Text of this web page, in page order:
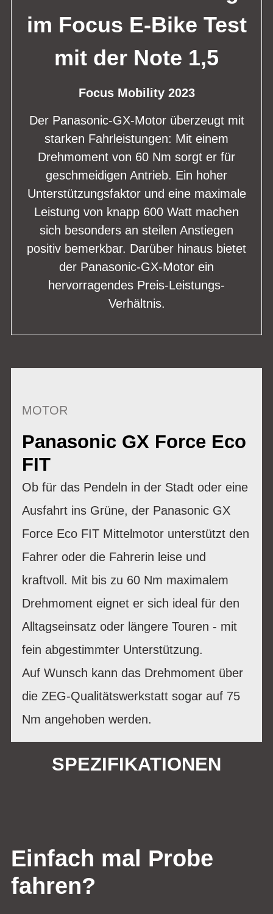
im Focus E-Bike Test
mit der Note 1,5
Focus Mobility 2023
Der Panasonic-GX-Motor überzeugt mit
starken Fahrleistungen: Mit einem
Drehmoment von 60 Nm sorgt er für
geschmeidigen Antrieb. Ein hoher
Unterstützungsfaktor und eine maximale
Leistung von knapp 600 Watt machen
sich besonders an steilen Anstiegen
positiv bemerkbar. Darüber hinaus bietet
der Panasonic-GX-Motor ein
hervorragendes Preis-Leistungs-
Verhältnis.
MOTOR
Panasonic GX Force Eco
FIT
Ob für das Pendeln in der Stadt oder eine
Ausfahrt ins Grüne, der Panasonic GX
Force Eco FIT Mittelmotor unterstützt den
Fahrer oder die Fahrerin leise und
kraftvoll. Mit bis zu 60 Nm maximalem
Drehmoment eignet er sich ideal für den
Alltagseinsatz oder längere Touren - mit
fein abgestimmter Unterstützung.
Auf Wunsch kann das Drehmoment über
die ZEG-Qualitätswerkstatt sogar auf 75
Nm angehoben werden.
SPEZIFIKATIONEN
Einfach mal Probe
fahren?